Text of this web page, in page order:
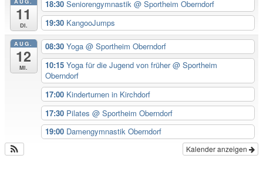
11
Di.
18:30 Seniorengymnastik @ Sportheim Oberndorf
19:30 KangooJumps
AUG.
12
Mi.
08:30 Yoga @ Sportheim Oberndorf
10:15 Yoga für die Jugend von früher@ Sportheim
Oberndorf
17:00 Kinderturnen in Kirchdorf
17:30 Pilates @ Sportheim Oberndorf
19:00 Damengymnastik Oberndorf
Kalender anzeigen